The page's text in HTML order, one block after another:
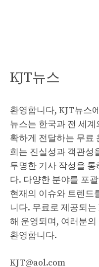
KJT뉴스
환영합니다, KJT뉴스
뉴스는 한국과 전 세
확하게 전달하는 무료
희는 진실성과 객관성
투명한 기사 작성을
다. 다양한 분야를 포
현재의 이슈와 트렌드
니다. 무료로 제공되
해 운영되며, 여러분
환영합니다.
KJT@aol.com